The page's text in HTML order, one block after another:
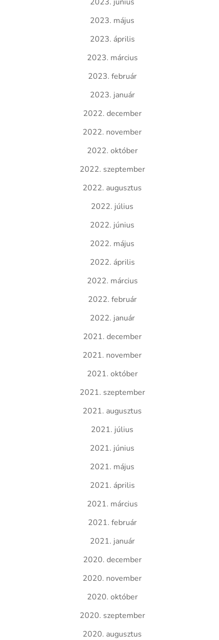
2023. május
2023. április
2023. március
2023. február
2023. január
2022. december
2022. november
2022. október
2022. szeptember
2022. augusztus
2022. július
2022. június
2022. május
2022. április
2022. március
2022. február
2022. január
2021. december
2021. november
2021. október
2021. szeptember
2021. augusztus
2021. július
2021. június
2021. május
2021. április
2021. március
2021. február
2021. január
2020. december
2020. november
2020. október
2020. szeptember
2020. augusztus